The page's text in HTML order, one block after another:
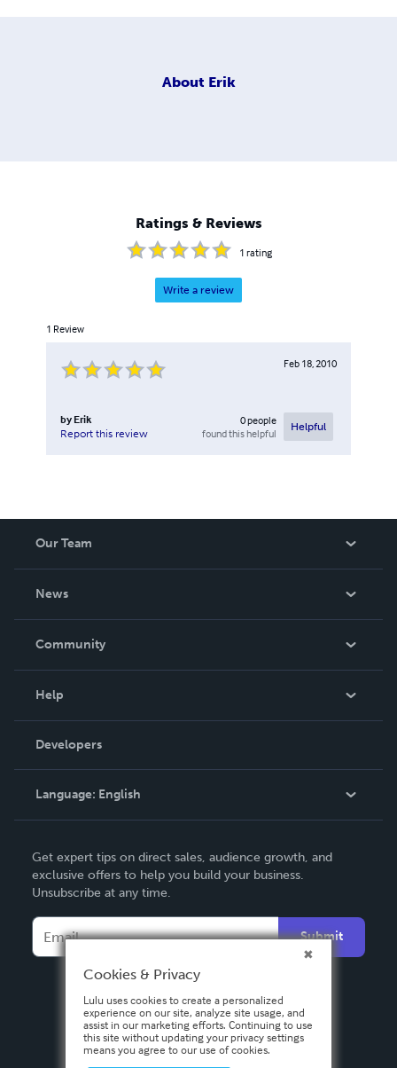
About Erik
Ratings & Reviews
1 rating
Write a review
1 Review
Feb 18, 2010
by Erik
Report this review
0people
found this helpful
Helpful
Our Team
News
In The News
Community
Podcast
Help
Order Lookup
Knowledge Base
Contact Support
Developers
Language: English
Deutsch
Français
Español
Get expert tips on direct sales, audience growth, and
exclusive offers to help you build your business.
Unsubscribe at any time.
Submit
Cookies & Privacy
Lulu uses cookies to create a personalized
experience on our site, analyze site usage, and
assist in our marketing efforts. Continuing to use
this site without updating your privacy settings
means you agree to our use of cookies.